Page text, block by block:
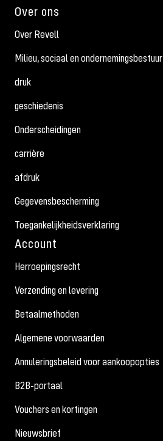
Over ons
Over Revell
Milieu, sociaal en ondernemingsbestuur
druk
geschiedenis
Onderscheidingen
carrière
afdruk
Gegevensbescherming
Toegankelijkheidsverklaring
Account
Herroepingsrecht
Verzending en levering
Betaalmethoden
Algemene voorwaarden
Annuleringsbeleid voor aankoopopties
B2B-portaal
Vouchers en kortingen
Nieuwsbrief